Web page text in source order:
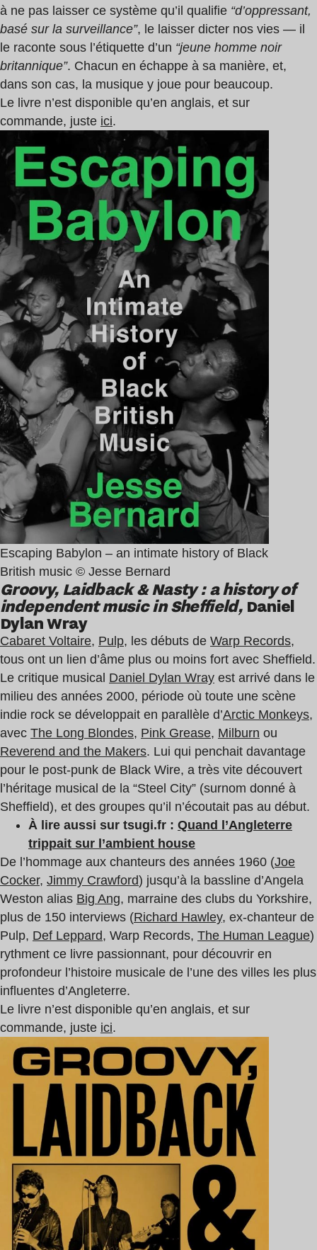
à ne pas laisser ce système qu’il qualifie “d’oppressant,
basé sur la surveillance”, le laisser dicter nos vies — il
le raconte sous l’étiquette d’un “jeune homme noir
britannique”. Chacun en échappe à sa manière, et,
dans son cas, la musique y joue pour beaucoup.
Le livre n’est disponible qu’en anglais, et sur
commande, juste ici.
Escaping Babylon – an intimate history of Black
British music © Jesse Bernard
Groovy, Laidback & Nasty : a history of
independent music in Sheffield,Daniel
Dylan Wray
Cabaret Voltaire, Pulp, les débuts de Warp Records,
tous ont un lien d’âme plus ou moins fort avec Sheffield.
Le critique musical Daniel Dylan Wray est arrivé dans le
milieu des années 2000, période où toute une scène
indie rock se développait en parallèle d’Arctic Monkeys,
avec The Long Blondes, Pink Grease, Milburn ou
Reverend and the Makers. Lui qui penchait davantage
pour le post-punk de Black Wire, a très vite découvert
l’héritage musical de la “Steel City” (surnom donné à
Sheffield), et des groupes qu’il n’écoutait pas au début.
À lire aussi sur tsugi.fr : Quand l’Angleterre
trippait sur l’ambient house
De l’hommage aux chanteurs des années 1960 (Joe
Cocker, Jimmy Crawford) jusqu’à la bassline d’Angela
Weston alias Big Ang, marraine des clubs du Yorkshire,
plus de 150 interviews (Richard Hawley, ex-chanteur de
Pulp, Def Leppard, Warp Records, The Human League)
rythment ce livre passionnant, pour découvrir en
profondeur l’histoire musicale de l’une des villes les plus
influentes d’Angleterre.
Le livre n’est disponible qu’en anglais, et sur
commande, juste ici.